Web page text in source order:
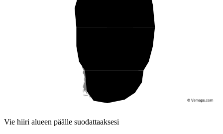
Vie hiiri alueen päälle suodattaaksesi